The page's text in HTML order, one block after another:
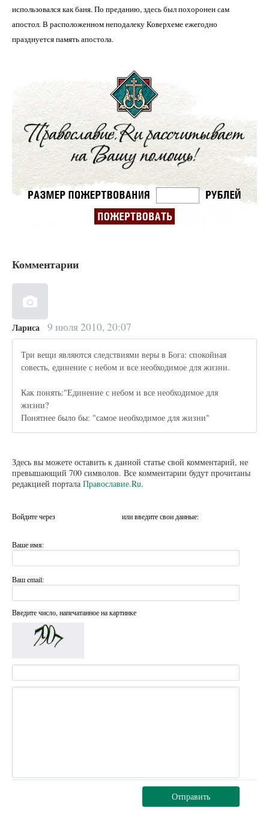
использовался как баня. По преданию, здесь был похоронен сам
апостол. В расположенном неподалеку Коверхеме ежегодно
празднуется память апостола.
Комментарии
Лариса 9 июля 2010, 20:07
Три вещи являются следствиями веры в Бога: спокойная
совесть, единение с небом и все необходимое для жизни.
Как понять:"Единение с небом и все необходимое для
жизни?
Понятнее было бы: "самое необходимое для жизни"
Здесь вы можете оставить к данной статье свой комментарий, не
превышающий 700 символов. Все комментарии будут прочитаны
редакцией портала Православие.Ru.
Войдите через или введите свои данные:
Ваше имя:
Ваш email:
Введите число, напечатанное на картинке
Отправить